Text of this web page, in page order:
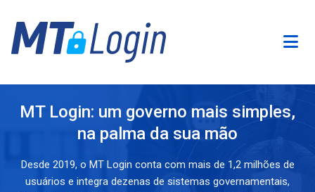
MT Login: um governo mais simples,
na palma da sua mão
Desde 2019, o MT Login conta com mais de 1,2 milhões de
usuários e integra dezenas de sistemas governamentais,